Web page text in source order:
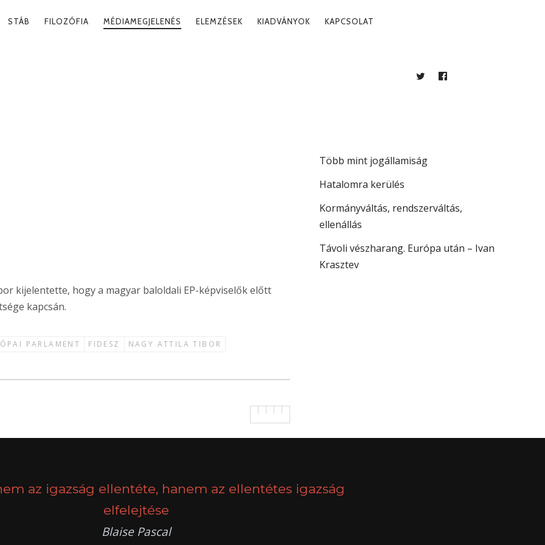
STÁB FILOZÓFIA MÉDIAMEGJELENÉS ELEMZÉSEK KIADVÁNYOK KAPCSOLAT
TWITTERFACEBOOK
kijelentette, hogy a magyar baloldali EP-képviselők előtt
kapcsán.
PARLAMENT FIDESZ NAGY ATTILA TIBOR
Több mint jogállamiság
Hatalomra kerülés
Kormányváltás, rendszerváltás,
ellenállás
Távoli vészharang. Európa után – Ivan
Krasztev
az igazság ellentéte, hanem az ellentétes igazság
elfelejtése
Blaise Pascal